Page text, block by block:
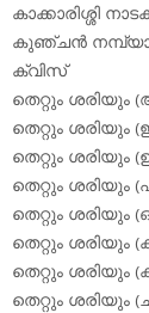
കാക്കാരിശ്ശി
കുഞ്ചന്‍
ക്വിസ്
തെറ്റും ശരിയും
തെറ്റും ശരിയും
തെറ്റും ശരിയും
തെറ്റും
തെറ്റും ശരിയും
തെറ്റും ശരിയും
തെറ്റും ശരിയും
തെറ്റും ശരിയും